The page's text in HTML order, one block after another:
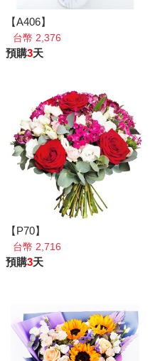
【A406】
台幣 2,376
預購3天
【P70】
台幣 2,716
預購3天